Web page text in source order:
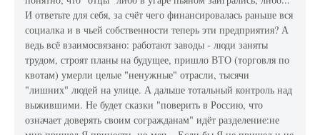
И ответьте для себя, за счёт чего финансировалась раньше вся
социалка и в чьей собственности теперь эти предприятия? А
ведь всё взаимосвязано: работают заводы - люди заняты
трудом, строят планы на будущее, пришло ВТО (торговля по
квотам) умерли целые "ненужные" отрасли, тысячи
"лишних" людей на улице. А дальше тотальный контроль над
выжившими. Не будет сказки "поверить в Россию, что
означает доверять своим согражданам" идёт разделение:не